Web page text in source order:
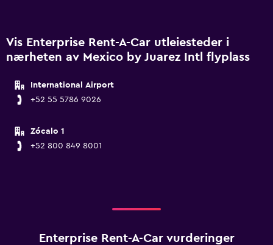
Vis Enterprise Rent-A-Car utleiesteder i
nærheten av Mexico by Juarez Intl flyplass
International Airport
+52 55 5786 9026
Zócalo 1
+52 800 849 8001
Enterprise Rent-A-Car vurderinger